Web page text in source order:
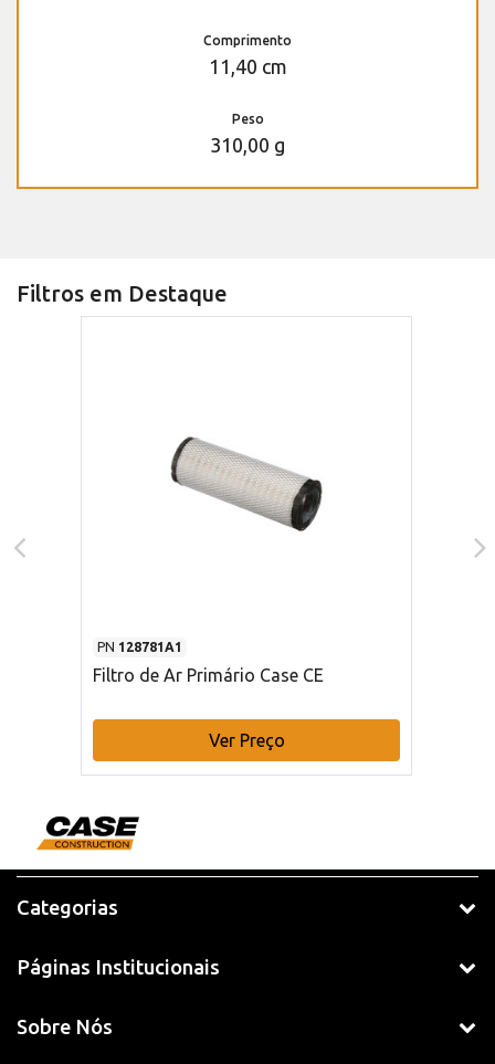
Comprimento
11,40 cm
Peso
310,00 g
Filtros em Destaque
PN 128781A1
Filtro de Ar Primário Case CE
Ver Preço
Categorias
Páginas Institucionais
Sobre Nós